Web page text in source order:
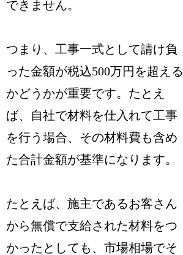
できません。
つまり、工事一式として請け負
った金額が税込500万円を超える
かどうかが重要です。たとえ
ば、 自社で材料を仕入れて工事
を行う場合、その材料費も含め
た合計金額が基準になります。
たとえば、施主であるお客さん
から無償で支給された材料をつ
かったとしても、市場相場でそ